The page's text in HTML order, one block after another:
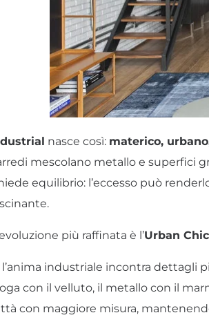
nasce così: materico,
mescolano metallo e superfici
equilibrio: l’eccesso può
più raffinata è l’Urban Chic
l’anima industriale incontra dettagli
con il velluto, il metallo con il
con maggiore misura,